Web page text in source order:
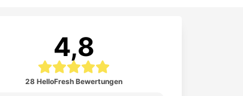
4,8
28 HelloFresh Bewertungen